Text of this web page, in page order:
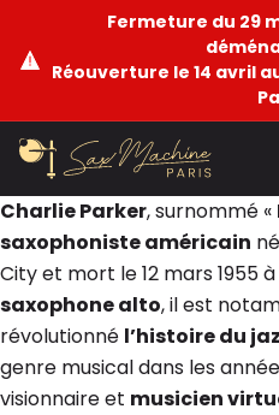
Fermeture du 29
Réouverture le 14 avril
Charlie Parker, surnommé «
saxophoniste américain
City et mort le 12 mars 1955
saxophone alto, il est
révolutionné l’histoire du
genre musical dans les
visionnaire et musicien